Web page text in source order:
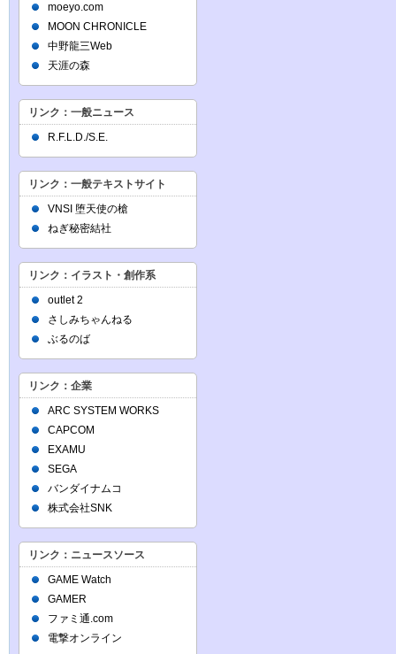
moeyo.com
MOON CHRONICLE
中野龍三Web
天涯の森
リンク：一般ニュース
R.F.L.D./S.E.
リンク：一般テキストサイト
VNSI 堕天使の槍
ねぎ秘密結社
リンク：イラスト・創作系
outlet 2
さしみちゃんねる
ぶるのば
リンク：企業
ARC SYSTEM WORKS
CAPCOM
EXAMU
SEGA
バンダイナムコ
株式会社SNK
リンク：ニュースソース
GAME Watch
GAMER
ファミ通.com
電撃オンライン